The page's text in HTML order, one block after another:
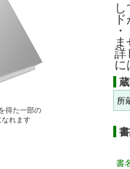
得た一部の
なれます
詳
に
所
書